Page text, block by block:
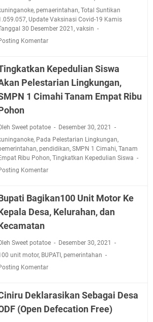
, pemaerintahan, Total Suntikan
, Update Vaksinasi Covid-19 Kamis
30 Desember 2021 , vaksin
Komentar
Kepedulian Siswa
Pelestarian Lingkungan,
1 Cimahi Tanam Empat Ribu
Sweet potatoe
Desember 30, 2021
, Pada Pelestarian Lingkungan,
, pendidikan, SMPN 1 Cimahi, Tanam
Ribu Pohon, Tingkatkan Kepedulian Siswa
Komentar
Bagikan100 Unit Motor Ke
Desa, Kelurahan, dan
Sweet potatoe
Desember 30, 2021
unit motor, BUPATI , pemerintahan
Komentar
Deklarasikan Sebagai Desa
(Open Defecation Free)